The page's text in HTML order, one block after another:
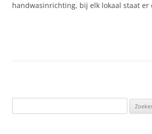
handwasinrichting, bij elk lokaal staat er
naar: